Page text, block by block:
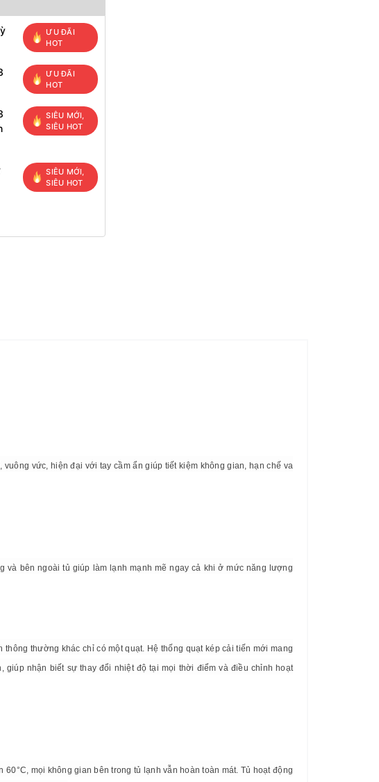
ƯU ĐÃI
HOT
ƯU ĐÃI
HOT
SIÊU MỚI,
SIÊU HOT
SIÊU MỚI,
SIÊU HOT
vức, hiện đại với tay cầm ẩn giúp tiết kiệm không gian, hạn chế va
và bên ngoài tủ giúp làm lạnh mạnh mẽ ngay cả khi ở mức năng lượng
thường khác chỉ có một quạt. Hệ thống quạt kép cải tiến mới mang
nhận biết sự thay đổi nhiệt độ tại mọi thời điểm và điều chỉnh hoạt
mọi không gian bên trong tủ lạnh vẫn hoàn toàn mát. Tủ hoạt động